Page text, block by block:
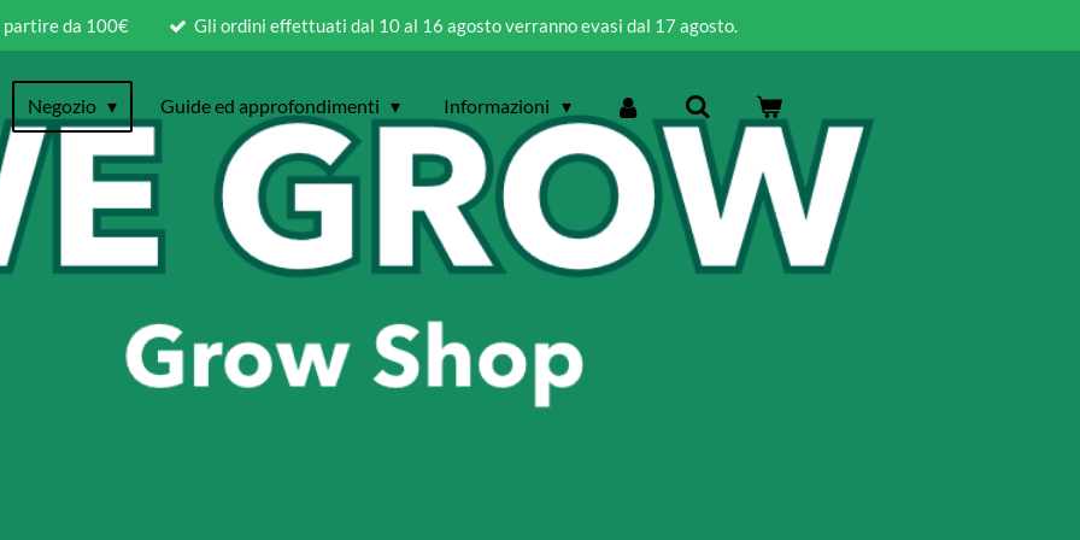
partire da 100€ Gli ordini effettuati dal 10 al 16 agosto verranno evasi dal 17 agosto.
Negozio Guide ed approfondimenti Informazioni